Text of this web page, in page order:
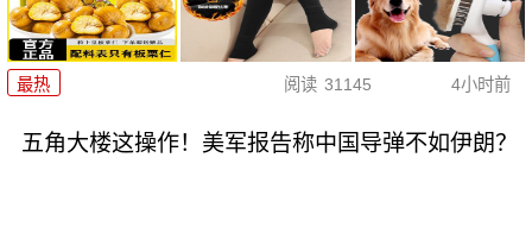
最热 阅读 31145 4小时前
五角大楼这操作！美军报告称中国导弹不如伊朗？